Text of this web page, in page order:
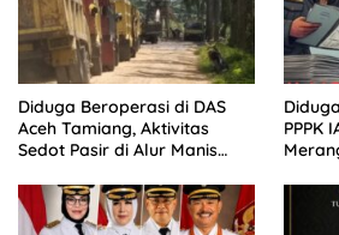
Diduga Beroperasi di DAS
Aceh Tamiang, Aktivitas
Sedot Pasir di Alur Manis
PPPK